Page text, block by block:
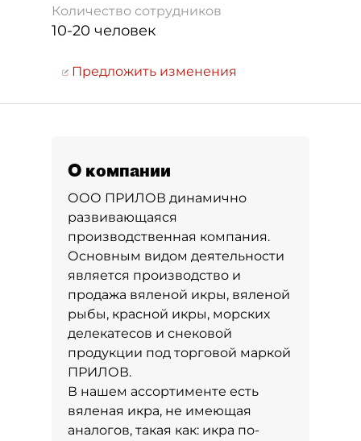
Количество сотрудников
10-20 человек
Предложить изменения
О компании
ООО ПРИЛОВ динамично
развивающаяся
производственная компания.
Основным видом деятельности
является производство и
продажа вяленой икры, вяленой
рыбы, красной икры, морских
делекатесов и снековой
продукции под торговой маркой
ПРИЛОВ.
В нашем ассортименте есть
вяленая икра, не имеющая
аналогов, такая как: икра по-